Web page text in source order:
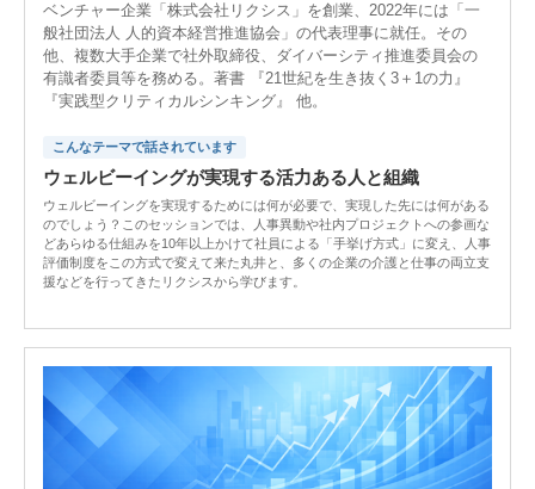
ベンチャー企業「株式会社リクシス」を創業、2022年には「一
般社団法人 人的資本経営推進協会」の代表理事に就任。その
他、複数大手企業で社外取締役、ダイバーシティ推進委員会の
有識者委員等を務める。著書 『21世紀を生き抜く3＋1の力』
『実践型クリティカルシンキング』 他。
こんなテーマで話されています
ウェルビーイングが実現する活力ある人と組織
ウェルビーイングを実現するためには何が必要で、実現した先には何がある
のでしょう？このセッションでは、人事異動や社内プロジェクトへの参画な
どあらゆる仕組みを10年以上かけて社員による「手挙げ方式」に変え、人事
評価制度をこの方式で変えて来た丸井と、多くの企業の介護と仕事の両立支
援などを行ってきたリクシスから学びます。